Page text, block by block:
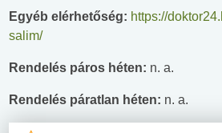
Egyéb elérhetőség: https://
salim/
Rendelés páros héten: n. a.
Rendelés páratlan héten: n. a.